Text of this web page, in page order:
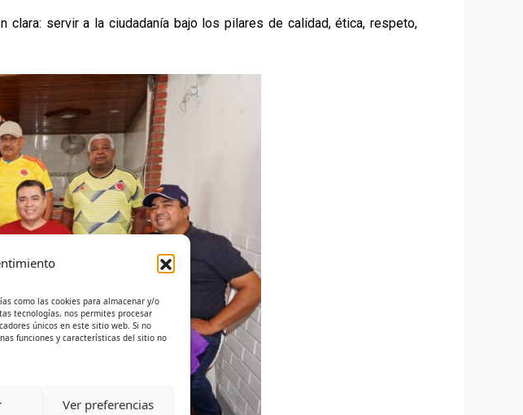
como las cookies para almacenar y/o
tecnologías, nos permites procesar
únicos en este sitio web. Si no
funciones y características del sitio no
Ver preferencias
servir a la ciudadanía bajo los pilares de calidad, ética, respeto,